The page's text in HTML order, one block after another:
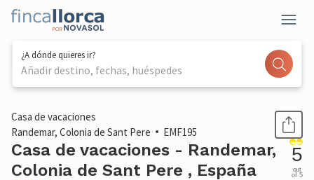
¿A dónde quieres ir?
Añadir destino, fechas, huéspedes
1 / 42
Casa de vacaciones
Randemar, Colonia de Sant Pere
EMF195
Casa de vacaciones - Randemar,
Colonia de Sant Pere , España
5
out
of 5